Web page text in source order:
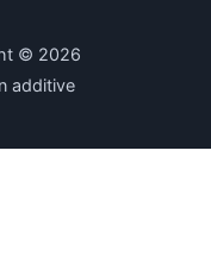
© 2026
additive